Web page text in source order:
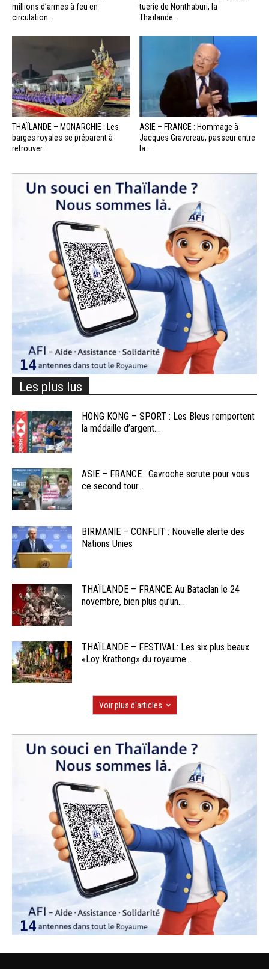
millions d’armes à feu en
circulation...
tuerie de Nonthaburi, la
Thaïlande...
THAÏLANDE – MONARCHIE : Les
barges royales se préparent à
retrouver...
ASIE – FRANCE : Hommage à
Jacques Gravereau, passeur entre
la...
Les plus lus
HONG KONG – SPORT : Les Bleus remportent
la médaille d’argent...
ASIE – FRANCE : Gavroche scrute pour vous
ce second tour...
BIRMANIE – CONFLIT : Nouvelle alerte des
Nations Unies
THAÏLANDE – FRANCE: Au Bataclan le 24
novembre, bien plus qu’un...
THAÏLANDE – FESTIVAL: Les six plus beaux
«Loy Krathong» du royaume...
Voir plus d'articles